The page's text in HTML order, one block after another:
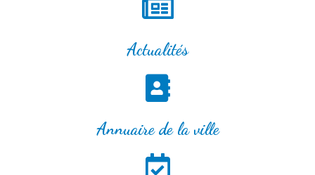
Actualités
Annuaire de la ville